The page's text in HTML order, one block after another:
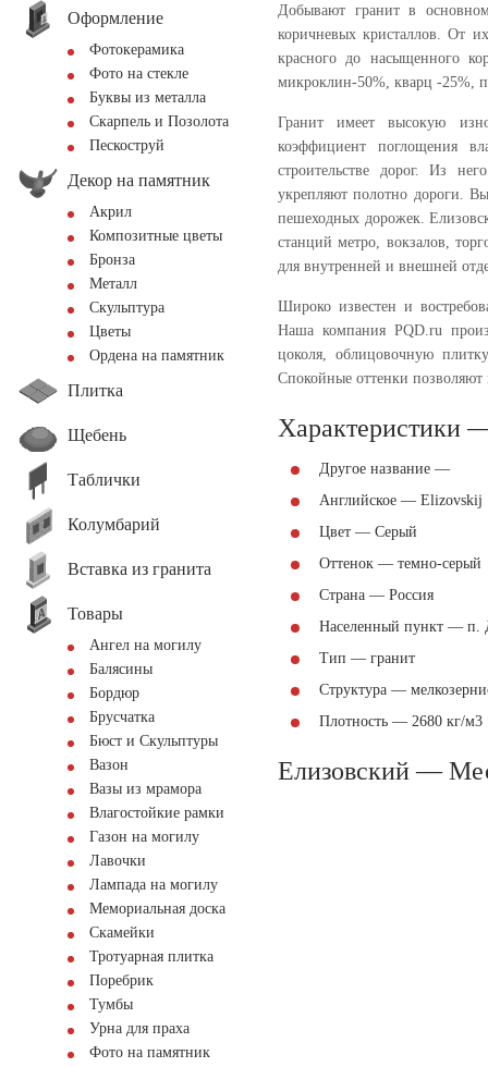
Оформление
Фотокерамика
Фото на стекле
Буквы из металла
Скарпель и Позолота
Пескоструй
Декор на памятник
Акрил
Композитные цветы
Бронза
Металл
Скульптура
Цветы
Ордена на памятник
Плитка
Щебень
Таблички
Колумбарий
Вставка из гранита
Товары
Ангел на могилу
Балясины
Бордюр
Брусчатка
Бюст и Скульптуры
Вазон
Вазы из мрамора
Влагостойкие рамки
Газон на могилу
Лавочки
Лампада на могилу
Мемориальная доска
Скамейки
Тротуарная плитка
Поребрик
Тумбы
Урна для праха
Фото на памятник
Добывают гранит в
коричневых кристаллов. От
красного до насыщенного
микроклин-50%, кварц -25%,
Гранит имеет высокую
коэффициент поглощения
строительстве дорог. Из
укрепляют полотно дороги.
пешеходных дорожек.
станций метро, вокзалов,
для внутренней и внешней
Широко известен и
Наша компания PQD.ru
цоколя, облицовочную
Спокойные оттенки позволяют
Характеристики
Другое название —
Английское — Elizovskij
Цвет — Серый
Оттенок — темно-серый
Страна — Россия
Населенный пункт — п.
Тип — гранит
Структура —
Плотность — 2680 кг/м3
Елизовский —